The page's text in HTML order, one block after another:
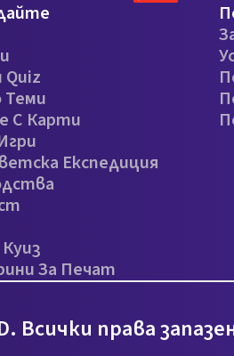
Теми
С Карти
Експедиция
За Печат
Всички права